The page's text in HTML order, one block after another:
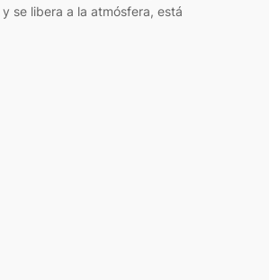
se libera a la atmósfera, está